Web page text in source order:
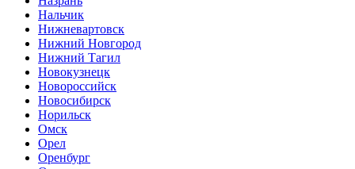
Нальчик
Нижневартовск
Нижний Новгород
Нижний Тагил
Новокузнецк
Новороссийск
Новосибирск
Норильск
Омск
Орел
Оренбург